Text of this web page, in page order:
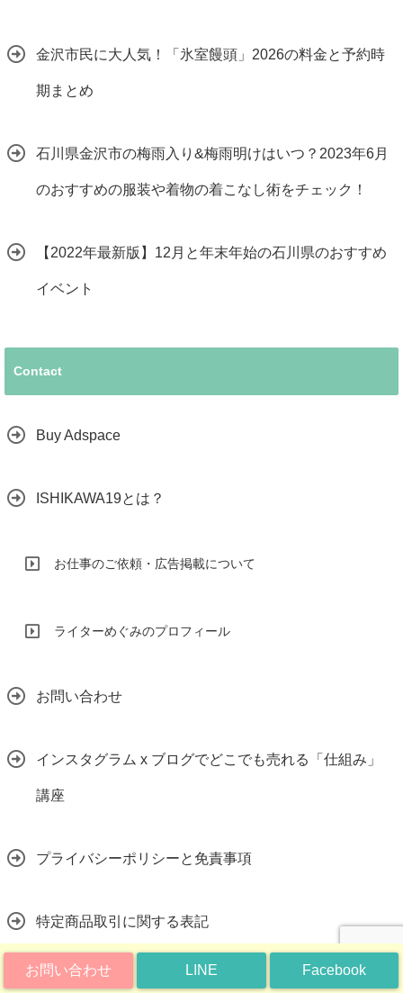
お問い合わせ LINE Facebook
金沢市民に大人気！「氷室饅頭」2026の料金と予約時
期まとめ
石川県金沢市の梅雨入り&梅雨明けはいつ？2023年6月
のおすすめの服装や着物の着こなし術をチェック！
【2022年最新版】12月と年末年始の石川県のおすすめ
イベント
Contact
Buy Adspace
ISHIKAWA19とは？
お仕事のご依頼・広告掲載について
ライターめぐみのプロフィール
お問い合わせ
インスタグラム x ブログでどこでも売れる「仕組み」
講座
プライバシーポリシーと免責事項
特定商品取引に関する表記